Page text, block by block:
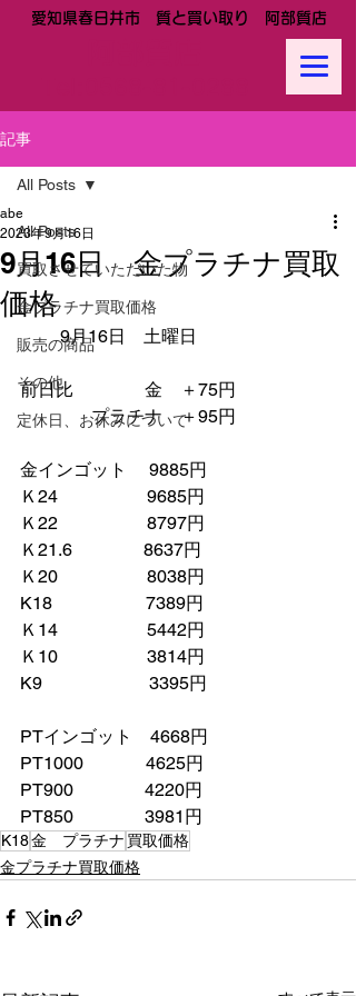
愛知県春日井市 質と買い取り 阿部質店
記事
All Posts
買取させていただいた物
金プラチナ買取価格
販売の商品
その他
定休日、お休みについて
All Posts
9月16日 金プラチナ買取
価格
abe
2023年9月16日
     　9月16日　土曜日
前日比　　　　金　＋75円
プラチナ　＋95円
金インゴット　 9885円
Ｋ24　　　　　9685円
Ｋ22　　　　　8797円
Ｋ21.6　　　　8637円
Ｋ20　　　　　8038円
K18　　　　　 7389円
Ｋ14　　　　　5442円
Ｋ10　　　　　3814円
K9　　　　　　3395円
PTインゴット　4668円
PT1000　　　  4625円
PT900　　　　4220円
PT850　　　　3981円
K18金 プラチナ 買取価格
金プラチナ買取価格